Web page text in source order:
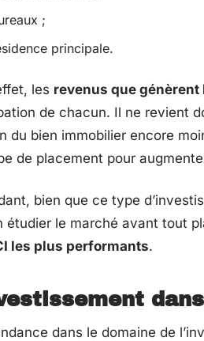
;
principale.
les revenus que génèrent
de chacun. Il ne revient
du bien immobilier encore
de placement pour
bien que ce type
étudier le marché avant tout
les plus performants.
dans le domaine de